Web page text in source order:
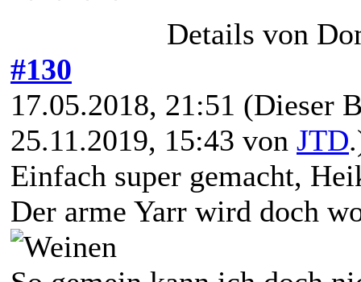
Details von
#130
17.05.2018, 21:51 (Dieser
25.11.2019, 15:43 von JTD
Einfach super gemacht,
Der arme Yarr wird doch